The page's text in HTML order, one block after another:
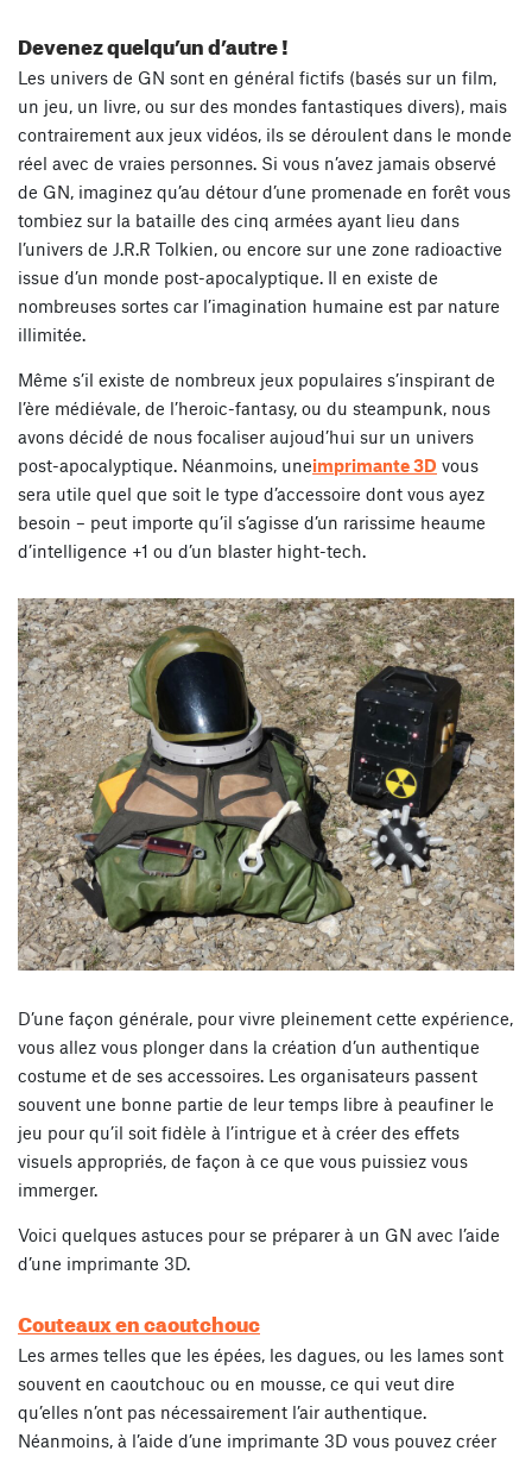
Devenez quelqu’un d’autre !
Les univers de GN sont en général fictifs (basés sur un film,
un jeu, un livre, ou sur des mondes fantastiques divers), mais
contrairement aux jeux vidéos, ils se déroulent dans le monde
réel avec de vraies personnes. Si vous n’avez jamais observé
de GN, imaginez qu’au détour d’une promenade en forêt vous
tombiez sur la bataille des cinq armées ayant lieu dans
l’univers de J.R.R Tolkien, ou encore sur une zone radioactive
issue d’un monde post-apocalyptique. Il en existe de
nombreuses sortes car l’imagination humaine est par nature
illimitée.
Même s’il existe de nombreux jeux populaires s’inspirant de
l’ère médiévale, de l’heroic-fantasy, ou du steampunk, nous
avons décidé de nous focaliser aujoud’hui sur un univers
post-apocalyptique. Néanmoins, uneimprimante 3D vous
sera utile quel que soit le type d’accessoire dont vous ayez
besoin – peut importe qu’il s’agisse d’un rarissime heaume
d’intelligence +1 ou d’un blaster hight-tech.
D’une façon générale, pour vivre pleinement cette expérience,
vous allez vous plonger dans la création d’un authentique
costume et de ses accessoires. Les organisateurs passent
souvent une bonne partie de leur temps libre à peaufiner le
jeu pour qu’il soit fidèle à l’intrigue et à créer des effets
visuels appropriés, de façon à ce que vous puissiez vous
immerger.
Voici quelques astuces pour se préparer à un GN avec l’aide
d’une imprimante 3D.
Couteaux en caoutchouc
Les armes telles que les épées, les dagues, ou les lames sont
souvent en caoutchouc ou en mousse, ce qui veut dire
qu’elles n’ont pas nécessairement l’air authentique.
Néanmoins, à l’aide d’une imprimante 3D vous pouvez créer